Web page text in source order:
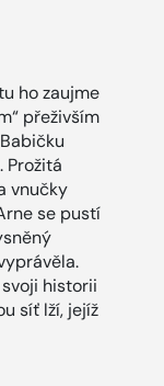
ho zaujme
přeživším
Prožitá
vnučky
se pustí
historii
síť lží, jejíž